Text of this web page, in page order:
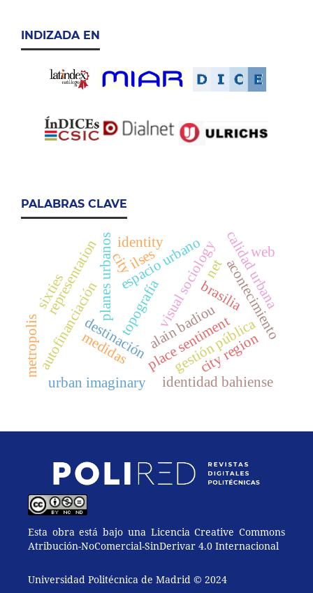
INDIZADA EN
PALABRAS CLAVE
brasilia
alain badiouacontecimiento
topografía
destinación gestión pública
planes urbanosespacio urbano
identidad bahiense
autofinanciaciónmedidas
calidad urbana
urban imaginary
visual sociology
place sentiment
representation web
cityilses
metropolis city region
sixties
identity
net
Esta obra está bajo una Licencia Creative Commons
Atribución-NoComercial-SinDerivar 4.0 Internacional
Universidad Politécnica de Madrid © 2024